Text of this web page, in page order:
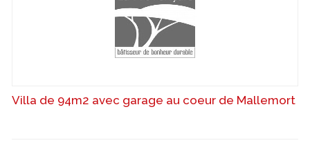
Villa de 94m2 avec garage au coeur de Mallemort